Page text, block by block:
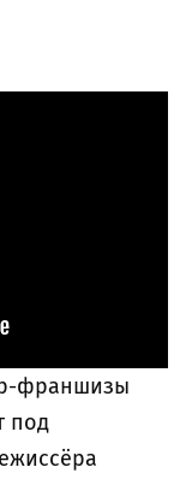
франшизы
под